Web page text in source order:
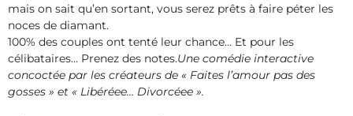
mais on sait qu’en sortant, vous serez prêts à faire péter les
noces de diamant.
100% des couples ont tenté leur chance… Et pour les
célibataires… Prenez des notes.Une comédie interactive
concoctée par les créateurs de « Faites l’amour pas des
gosses » et « Libéréee… Divorcéee ».